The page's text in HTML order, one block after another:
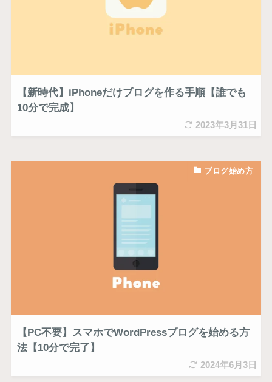
【新時代】iPhoneだけブログを作る手順【誰でも
10分で完成】
2023年3月31日
ブログ始め方
【PC不要】スマホでWordPressブログを始める方
法【10分で完了】
2024年6月3日